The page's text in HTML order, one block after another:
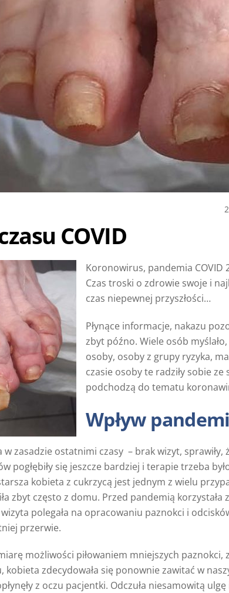
COVID
Koronowirus, pandemia COVID
Czas troski o zdrowie swoje i
czas niepewnej przyszłości…
Płynące informacje, nakazu
zbyt późno. Wiele osób
osoby, osoby z grupy ryzyka,
czasie osoby te radziły sobie
podchodzą do tematu
Wpływ
w zasadzie ostatnimi czasy – brak wizyt,
pogłębiły się jeszcze bardziej i terapie trzeba
kobieta z cukrzycą jest jednym z wielu
zbyt często z domu. Przed pandemią
polegała na opracowaniu paznokci i
przerwie.
możliwości piłowaniem mniejszych
kobieta zdecydowała się ponownie zawitać w
z oczu pacjentki. Odczuła niesamowitą